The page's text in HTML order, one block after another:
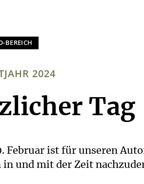
2024
: Tag
Februar ist für unseren
in und mit der Zeit